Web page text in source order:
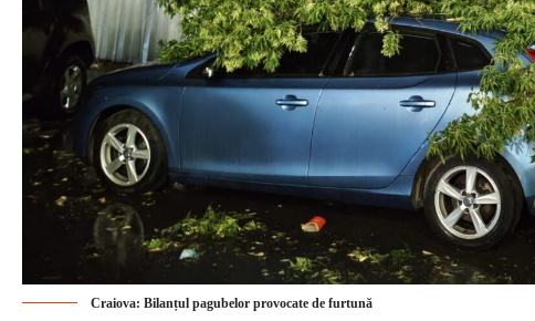
Craiova: Bilanțul pagubelor provocate de furtună